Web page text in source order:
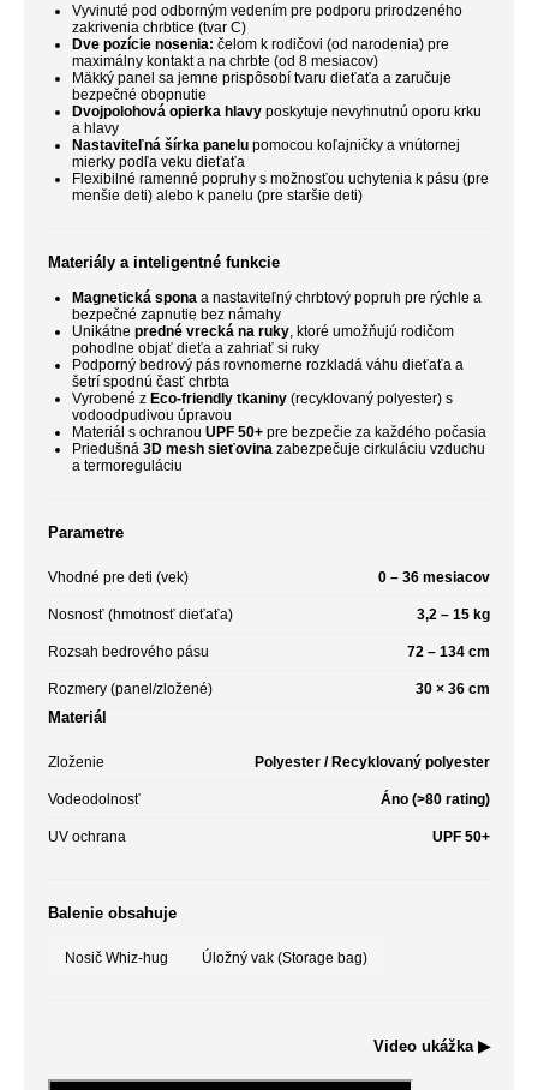
Vyvinuté pod odborným vedením pre podporu prirodzeného
zakrivenia chrbtice (tvar C)
Dve pozície nosenia: čelom k rodičovi (od narodenia) pre
maximálny kontakt a na chrbte (od 8 mesiacov)
Mäkký panel sa jemne prispôsobí tvaru dieťaťa a zaručuje
bezpečné obopnutie
Dvojpolohová opierka hlavy poskytuje nevyhnutnú oporu krku
a hlavy
Nastaviteľná šírka panelu pomocou koľajničky a vnútornej
mierky podľa veku dieťaťa
Flexibilné ramenné popruhy s možnosťou uchytenia k pásu (pre
menšie deti) alebo k panelu (pre staršie deti)
Materiály a inteligentné funkcie
Magnetická spona a nastaviteľný chrbtový popruh pre rýchle a
bezpečné zapnutie bez námahy
Unikátne predné vrecká na ruky, ktoré umožňujú rodičom
pohodlne objať dieťa a zahriať si ruky
Podporný bedrový pás rovnomerne rozkladá váhu dieťaťa a
šetrí spodnú časť chrbta
Vyrobené z Eco-friendly tkaniny (recyklovaný polyester) s
vodoodpudivou úpravou
Materiál s ochranou UPF 50+ pre bezpečie za každého počasia
Priedušná 3D mesh sieťovina zabezpečuje cirkuláciu vzduchu
a termoreguláciu
Parametre
Vhodné pre deti (vek) 0 – 36 mesiacov
Nosnosť (hmotnosť dieťaťa) 3,2 – 15 kg
Rozsah bedrového pásu 72 – 134 cm
Rozmery (panel/zložené) 30 × 36 cm
Materiál
Zloženie Polyester / Recyklovaný polyester
Vodeodolnosť Áno (>80 rating)
UV ochrana UPF 50+
Balenie obsahuje
Nosič Whiz-hug Úložný vak (Storage bag)
Video ukážka ▶